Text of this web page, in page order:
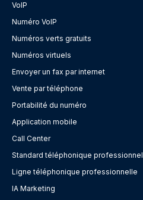
VoIP
Numéro VoIP
Numéros verts gratuits
Numéros virtuels
Envoyer un fax par internet
Vente par téléphone
Portabilité du numéro
Application mobile
Call Center
Standard téléphonique professionnel
Ligne téléphonique professionnelle
IA Marketing